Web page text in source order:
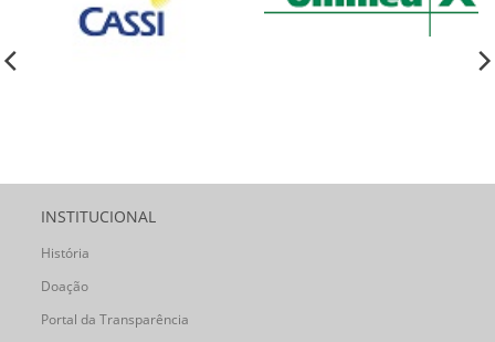
INSTITUCIONAL
História
Doação
Portal da Transparência